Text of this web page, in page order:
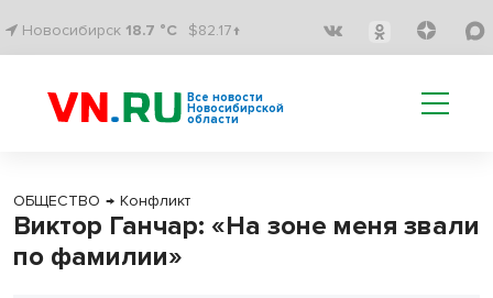
Новосибирск 18.7 °C $82.17↑
Все новости
Новосибирской
области
ОБЩЕСТВО → Конфликт
Виктор Ганчар: «На зоне меня звали
по фамилии»